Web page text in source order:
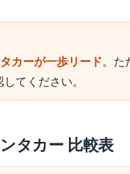
カーが一歩リード。た
てください。
タカー 比較表